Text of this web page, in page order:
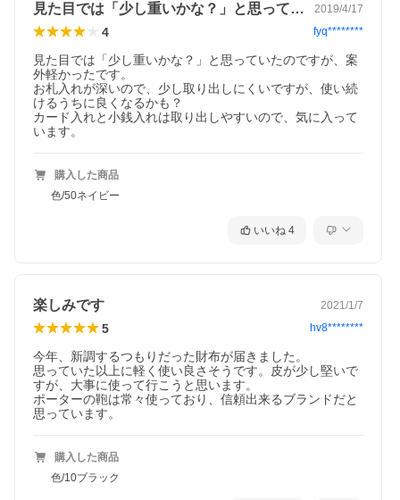
見た目では「少し重いかな？」と思ってい… 2019/4/17
4 fyq********
見た目では「少し重いかな？」と思っていたのですが、案
外軽かったです。
お札入れが深いので、少し取り出しにくいですが、使い続
けるうちに良くなるかも？
カード入れと小銭入れは取り出しやすいので、気に入って
います。
購入した商品
色/50ネイビー
いいね 4
楽しみです 2021/1/7
5 hv8********
今年、新調するつもりだった財布が届きました。
思っていた以上に軽く使い良さそうです。皮が少し堅いで
すが、大事に使って行こうと思います。
ポーターの鞄は常々使っており、信頼出来るブランドだと
思っています。
購入した商品
色/10ブラック